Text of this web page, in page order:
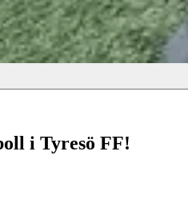
i Tyresö FF!